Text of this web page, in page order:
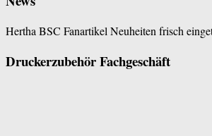
Hertha BSC Fanartikel Neuheiten frisch
Druckerzubehör Fachgeschäft